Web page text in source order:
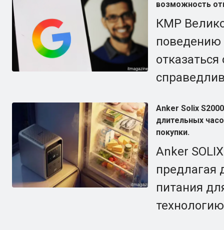
возможность
КМР
поведению
Anker Solix
длительных
покупки.
Anker
предлагая
питания